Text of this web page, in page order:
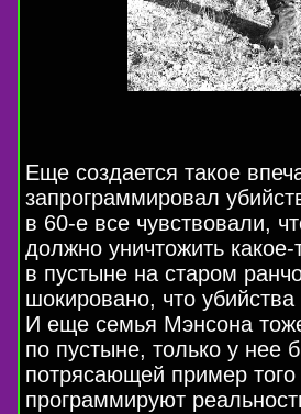
Еще создается такое
запрограммировал
в 60-е все чувствовали,
должно уничтожить какое-
в пустыне на старом
шокировано, что
И еще семья Мэнсона
по пустыне, только у нее
потрясающей пример
программируют